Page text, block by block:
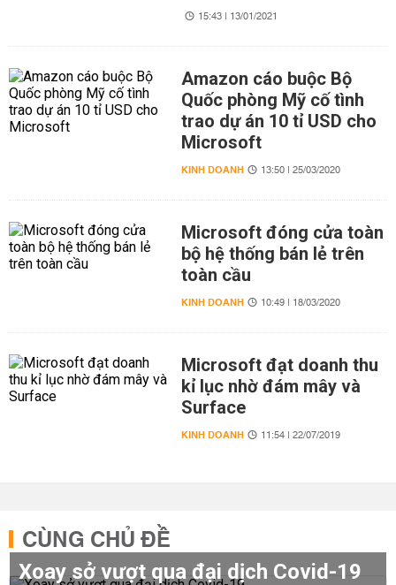
15:43 | 13/01/2021
Amazon cáo buộc Bộ
Quốc phòng Mỹ cố tình
trao dự án 10 tỉ USD cho
Microsoft
KINH DOANH 13:50 | 25/03/2020
Microsoft đóng cửa toàn
bộ hệ thống bán lẻ trên
toàn cầu
KINH DOANH 10:49 | 18/03/2020
Microsoft đạt doanh thu
kỉ lục nhờ đám mây và
Surface
KINH DOANH 11:54 | 22/07/2019
CÙNG CHỦ ĐỀ
Xoay sở vượt qua đại dịch Covid-19